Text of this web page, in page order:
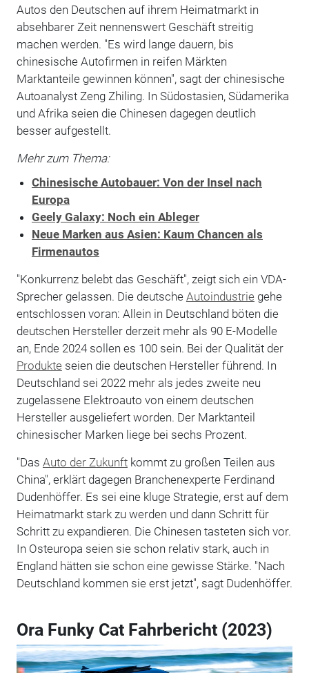
Autos den Deutschen auf ihrem Heimatmarkt in
absehbarer Zeit nennenswert Geschäft streitig
machen werden. "Es wird lange dauern, bis
chinesische Autofirmen in reifen Märkten
Marktanteile gewinnen können", sagt der chinesische
Autoanalyst Zeng Zhiling. In Südostasien, Südamerika
und Afrika seien die Chinesen dagegen deutlich
besser aufgestellt.
Mehr zum Thema:
Chinesische Autobauer: Von der Insel nach
Europa
Geely Galaxy: Noch ein Ableger
Neue Marken aus Asien: Kaum Chancen als
Firmenautos
"Konkurrenz belebt das Geschäft", zeigt sich ein VDA-
Sprecher gelassen. Die deutsche Autoindustrie gehe
entschlossen voran: Allein in Deutschland böten die
deutschen Hersteller derzeit mehr als 90 E-Modelle
an, Ende 2024 sollen es 100 sein. Bei der Qualität der
Produkte seien die deutschen Hersteller führend. In
Deutschland sei 2022 mehr als jedes zweite neu
zugelassene Elektroauto von einem deutschen
Hersteller ausgeliefert worden. Der Marktanteil
chinesischer Marken liege bei sechs Prozent.
"Das Auto der Zukunftkommt zu großen Teilen aus
China", erklärt dagegen Branchenexperte Ferdinand
Dudenhöffer. Es sei eine kluge Strategie, erst auf dem
Heimatmarkt stark zu werden und dann Schritt für
Schritt zu expandieren. Die Chinesen tasteten sich vor.
In Osteuropa seien sie schon relativ stark, auch in
England hätten sie schon eine gewisse Stärke. "Nach
Deutschland kommen sie erst jetzt", sagt Dudenhöffer.
Ora Funky Cat Fahrbericht (2023)